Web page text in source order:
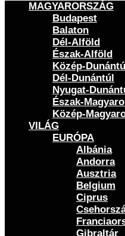
MAGYARORSZÁG
Budapest
Balaton
Dél-Alföld
Észak-Alföld
Közép-
Dél-Dunántúl
Nyugat-
Észak-
Közép-
VILÁG
EURÓPA
Albánia
Andorra
Ausztria
Belgium
Ciprus
Gibraltár